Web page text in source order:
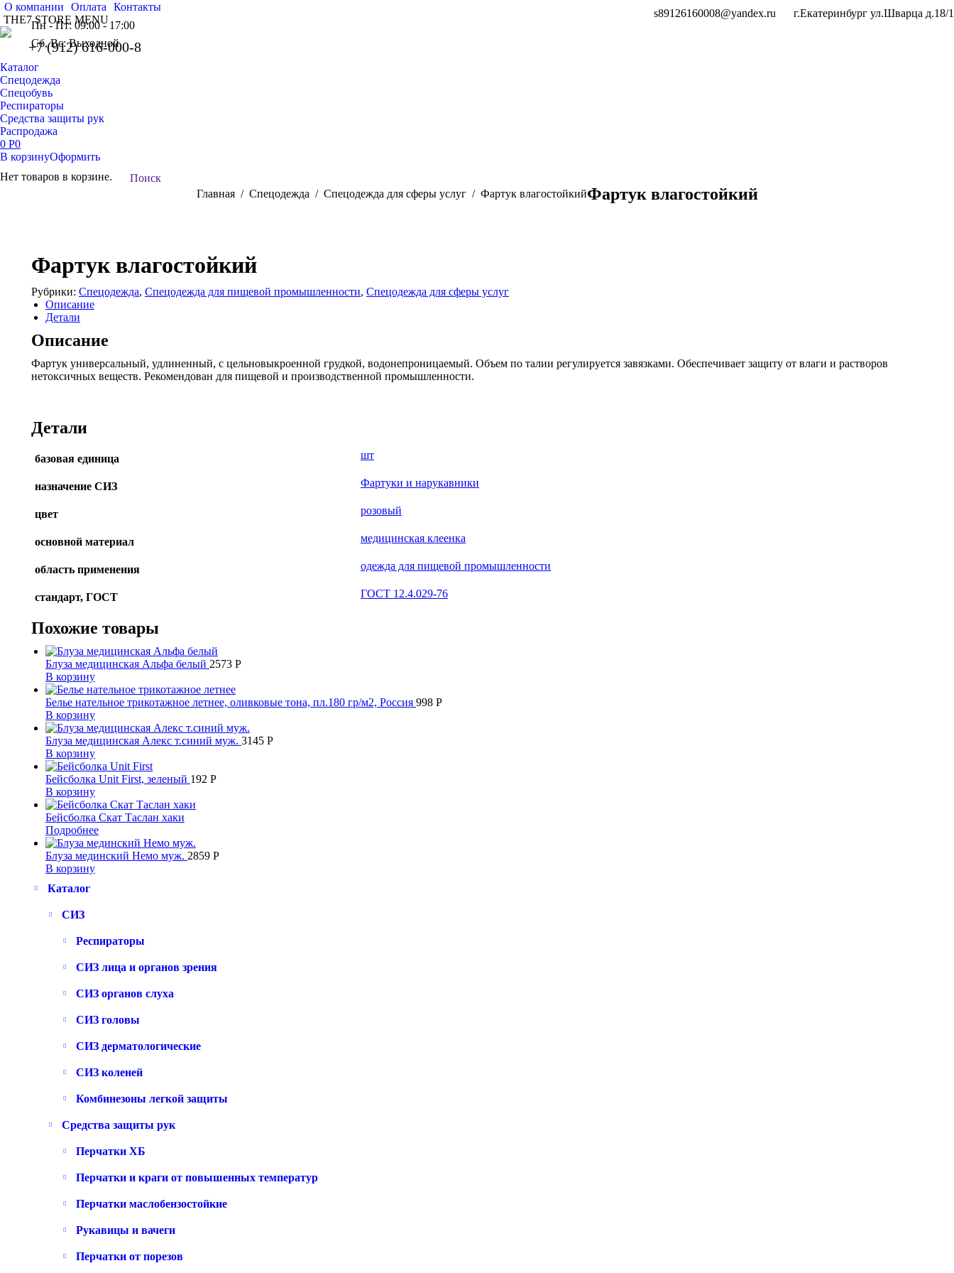
О компании Оплата
Контакты
THE7 STORE MENU
s89126160008@yandex.ru
г.Екатеринбург ул.Шварца д.18/1
Пн - Пт: 09:00 - 17:00
Сб, Вс: Выходной
+7 (912) 616-000-8
Каталог
Спецодежда
Спецобувь
Респираторы
Средства защиты рук
Распродажа
0 Р0
В корзинуОформить
Нет товаров в корзине.
Поиск:
Поиск
Вы здесь:
Главная Спецодежда Спецодежда для сферы услуг Фартук влагостойкийФартук влагостойкий
Фартук влагостойкий
Рубрики: Спецодежда, Спецодежда для пищевой промышленности, Спецодежда для сферы услуг
Описание
Детали
Описание
Фартук универсальный, удлиненный, с цельновыкроенной грудкой, водонепроницаемый. Объем по талии регулируется завязками. Обеспечивает защиту от влаги и растворов
нетоксичных веществ. Рекомендован для пищевой и производственной промышленности.
Детали
базовая единица шт
назначение СИЗ Фартуки и нарукавники
цвет розовый
основной материал медицинская клеенка
область применения одежда для пищевой промышленности
стандарт, ГОСТ ГОСТ 12.4.029-76
Похожие товары
Блуза медицинская Альфа белый 2573 Р
В корзину
Белье нательное трикотажное летнее, оливковые тона, пл.180 гр/м2, Россия 998 Р
В корзину
Блуза медицинская Алекс т.синий муж. 3145 Р
В корзину
Бейсболка Unit First, зеленый 192 Р
В корзину
Бейсболка Скат Таслан хаки
Подробнее
Блуза мединский Немо муж. 2859 Р
В корзину
Каталог
СИЗ
Респираторы
СИЗ лица и органов зрения
СИЗ органов слуха
СИЗ головы
СИЗ дерматологические
СИЗ коленей
Комбинезоны легкой защиты
Средства защиты рук
Перчатки ХБ
Перчатки и краги от повышенных температур
Перчатки маслобензостойкие
Рукавицы и вачеги
Перчатки от порезов